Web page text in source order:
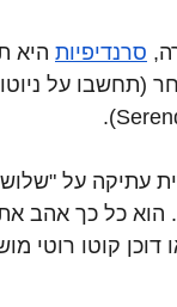
סרנדיפיות היא
על
עתיקה על
הוא כל כך אהב
קוטו רוטי